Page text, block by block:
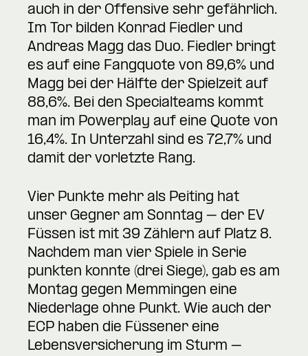
auch in der Offensive sehr gefährlich.
Im Tor bilden Konrad Fiedler und
Andreas Magg das Duo. Fiedler bringt
es auf eine Fangquote von 89,6% und
Magg bei der Hälfte der Spielzeit auf
88,6%. Bei den Specialteams kommt
man im Powerplay auf eine Quote von
16,4%. In Unterzahl sind es 72,7% und
damit der vorletzte Rang.
Vier Punkte mehr als Peiting hat
unser Gegner am Sonntag – der EV
Füssen ist mit 39 Zählern auf Platz 8.
Nachdem man vier Spiele in Serie
punkten konnte (drei Siege), gab es am
Montag gegen Memmingen eine
Niederlage ohne Punkt. Wie auch der
ECP haben die Füssener eine
Lebensversicherung im Sturm –